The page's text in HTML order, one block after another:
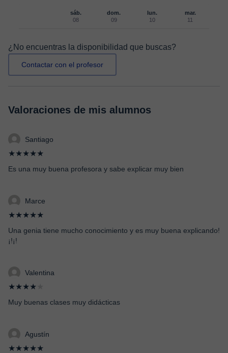
sáb.
08
dom.
09
lun.
10
mar.
11
¿No encuentras la disponibilidad que buscas?
Contactar con el profesor
Valoraciones de mis alumnos
Santiago
★★★★★
Es una muy buena profesora y sabe explicar muy bien
Marce
★★★★★
Una genia tiene mucho conocimiento y es muy buena explicando!
¡!¡!
Valentina
★★★★
Muy buenas clases muy didácticas
Agustín
★★★★★